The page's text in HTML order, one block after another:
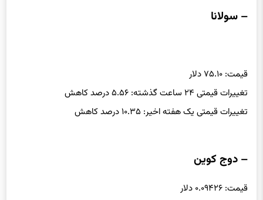
– سولانا
قیمت: ۷۵.۱۰ دلار
تغییرات قیمتی ۲۴ ساعت گذشته: ۵.۵۶ درصد کاهش
تغییرات قیمتی یک هفته اخیر: ۱۰.۳۵ درصد کاهش
– دوج کوین
قیمت: ۰.۰۹۴۲۶ دلار